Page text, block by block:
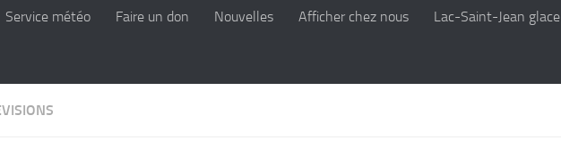
Service météo Faire un don Nouvelles Afficher chez nous Lac-Saint-Jean glace